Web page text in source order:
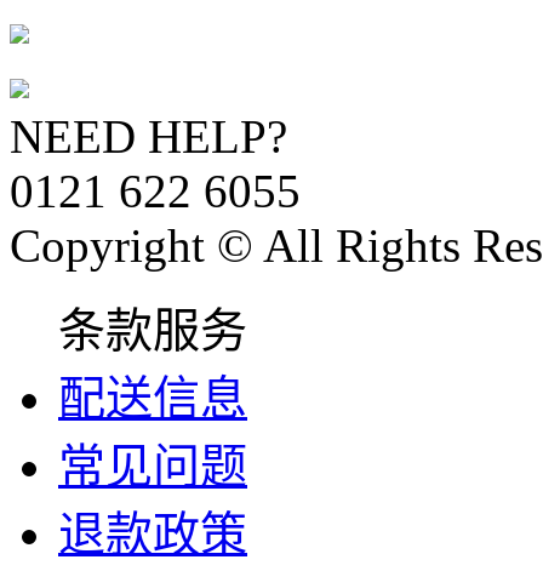
NEED HELP?
0121 622 6055
Copyright © All Rights
条款服务
配送信息
常见问题
退款政策